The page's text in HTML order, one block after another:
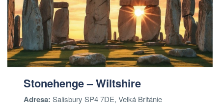
Stonehenge – Wiltshire
Adresa: Salisbury SP4 7DE, Velká Británie